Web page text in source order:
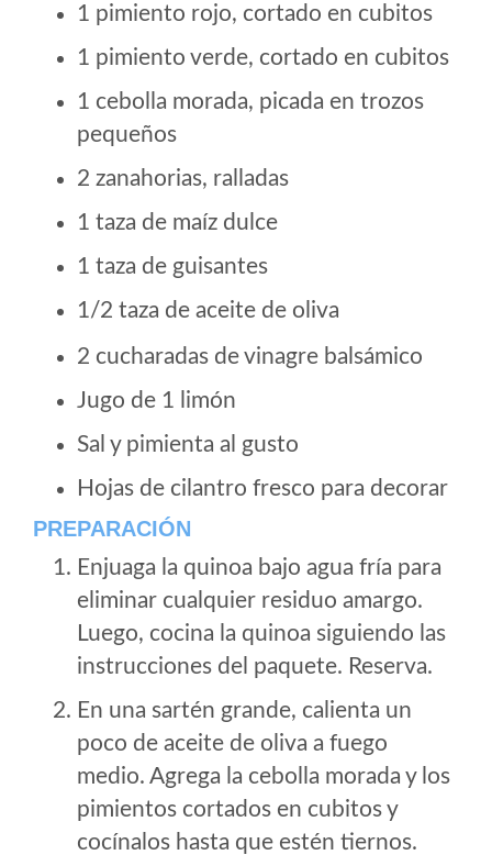
1 pimiento rojo, cortado en cubitos
1 pimiento verde, cortado en cubitos
1 cebolla morada, picada en trozos
pequeños
2 zanahorias, ralladas
1 taza de maíz dulce
1 taza de guisantes
1/2 taza de aceite de oliva
2 cucharadas de vinagre balsámico
Jugo de 1 limón
Sal y pimienta al gusto
Hojas de cilantro fresco para decorar
PREPARACIÓN
Enjuaga la quinoa bajo agua fría para
eliminar cualquier residuo amargo.
Luego, cocina la quinoa siguiendo las
instrucciones del paquete. Reserva.
En una sartén grande, calienta un
poco de aceite de oliva a fuego
medio. Agrega la cebolla morada y los
pimientos cortados en cubitos y
cocínalos hasta que estén tiernos.